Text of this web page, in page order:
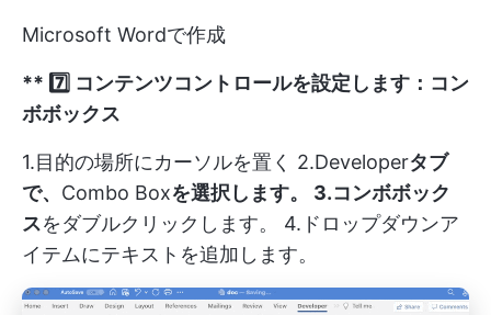
Microsoft Wordで作成
** 7️⃣ コンテンツコントロールを設定します：コン
ボボックス
1.目的の場所にカーソルを置く 2.Developerタブ
で、 Combo Boxを選択します。 3.コンボボック
スをダブルクリックします。 4.ドロップダウンア
イテムにテキストを追加します。